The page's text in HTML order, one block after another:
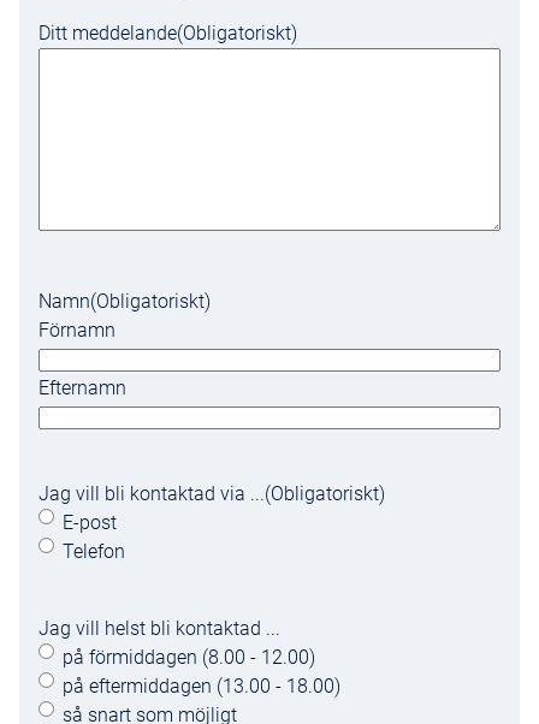
Ditt meddelande(Obligatoriskt)
Namn(Obligatoriskt)
Förnamn
Efternamn
Jag vill bli kontaktad via ...(Obligatoriskt)
E-post
Telefon
Jag vill helst bli kontaktad ...
på förmiddagen (8.00 - 12.00)
på eftermiddagen (13.00 - 18.00)
så snart som möjligt